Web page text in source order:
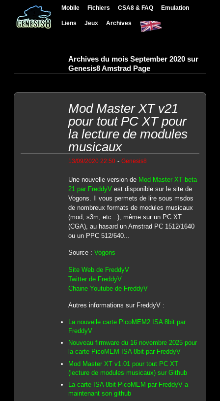
Mobile Fichiers CSA8 & FAQ Emulation
Liens Jeux Archives
Archives du mois September 2020 sur
Genesis8 Amstrad Page
Mod Master XT v21
pour tout PC XT pour
la lecture de modules
musicaux
13/09/2020 22:50- Genesis8
Une nouvelle version de Mod Master XT beta
21 par FreddyVest disponible sur le site de
Vogons. Il vous permets de lire sous msdos
de nombreux formats de modules musicaux
(mod, s3m, etc...), même sur un PC XT
(CGA), au hasard un Amstrad PC 1512/1640
ou un PPC 512/640...
Source : Vogons
Site Web de FreddyV
Twitter de FreddyV
Chaine Youtube de FreddyV
Autres informations sur FreddyV :
La nouvelle carte PicoMEM2 ISA 8bit par
FreddyV
Nouveau firmware du 16 novembre 2025 pour
la carte PicoMEM ISA 8bit par FreddyV
Mod Master XT v1.01 pour tout PC XT
(lecture de modules musicaux) sur Github
La carte ISA 8bit PicoMEM par FreddyV a
maintenant son github